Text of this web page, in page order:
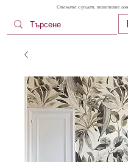
Стените слушат, тапетите